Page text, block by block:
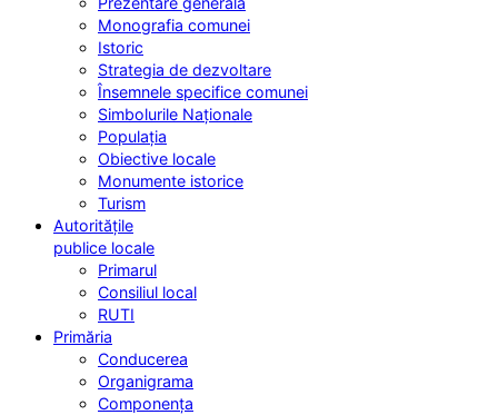
Monografia comunei
Istoric
Strategia de dezvoltare
Însemnele specifice comunei
Simbolurile Naționale
Populația
Obiective locale
Monumente istorice
Turism
Autoritățile
publice locale
Primarul
Consiliul local
RUTI
Primăria
Conducerea
Organigrama
Componența